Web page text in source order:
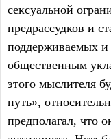
сексуальной
предрассудков и
поддерживаемых
общественным
этого мыслителя
путь»,
предполагал, что